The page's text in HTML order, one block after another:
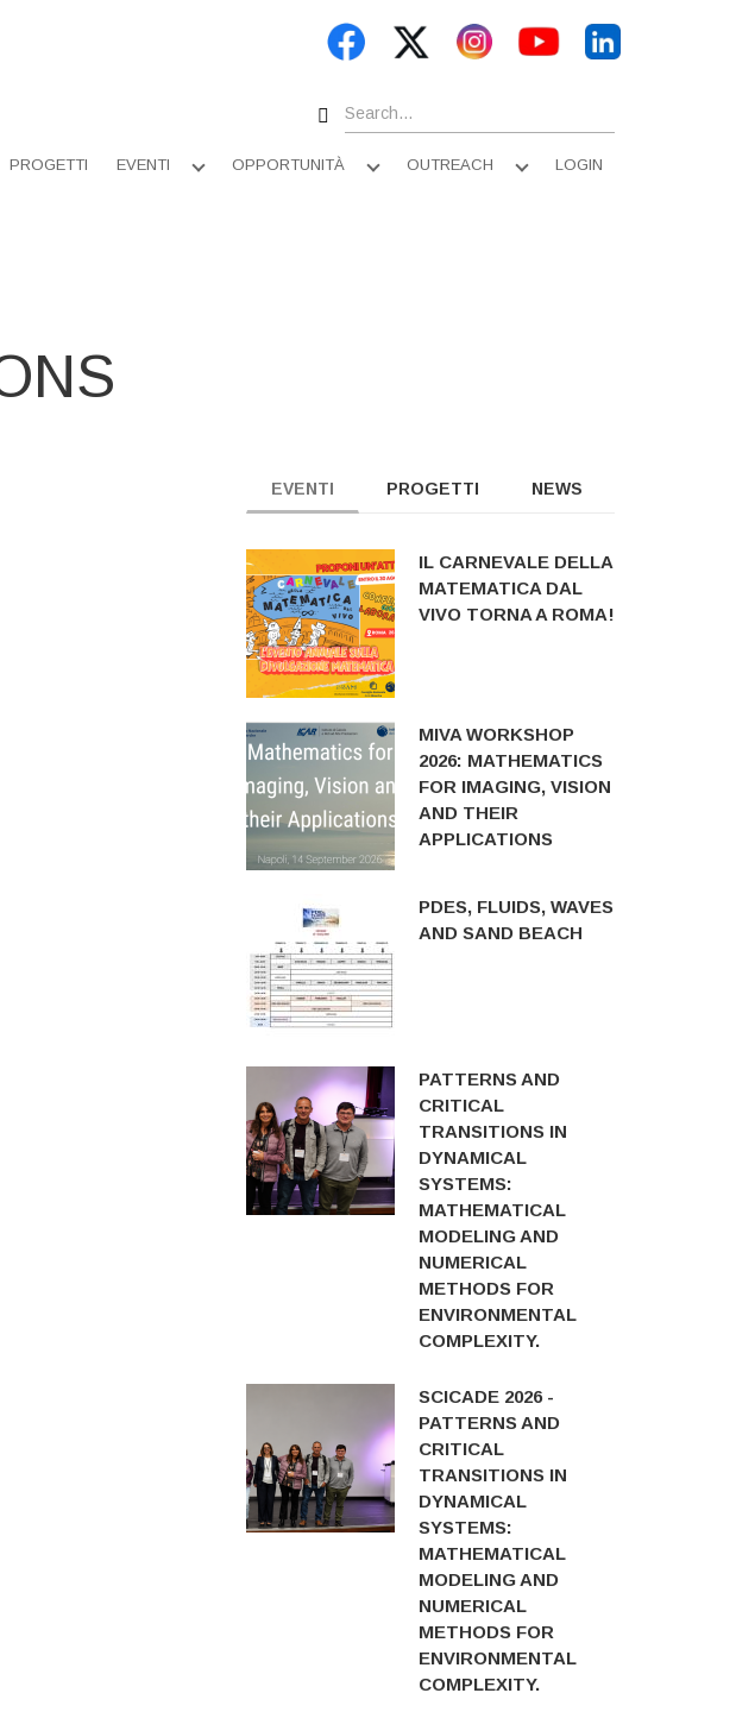
Search
PROGETTI EVENTI
Apri
OPPORTUNITÀ
Apri
OUTREACH
Apri
LOGIN
EVENTI PROGETTI NEWS
IL CARNEVALE DELLA
MATEMATICA DAL
VIVO TORNA A ROMA!
MIVA WORKSHOP
2026: MATHEMATICS
FOR IMAGING, VISION
AND THEIR
APPLICATIONS
PDES, FLUIDS, WAVES
AND SAND BEACH
PATTERNS AND
CRITICAL
TRANSITIONS IN
DYNAMICAL
SYSTEMS:
MATHEMATICAL
MODELING AND
NUMERICAL
METHODS FOR
ENVIRONMENTAL
COMPLEXITY.
SCICADE 2026 -
PATTERNS AND
CRITICAL
TRANSITIONS IN
DYNAMICAL
SYSTEMS:
MATHEMATICAL
MODELING AND
NUMERICAL
METHODS FOR
ENVIRONMENTAL
COMPLEXITY.